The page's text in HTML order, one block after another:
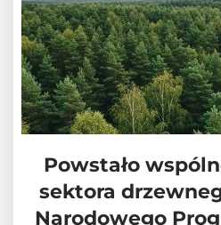
Powstało
sektora
Narodowego